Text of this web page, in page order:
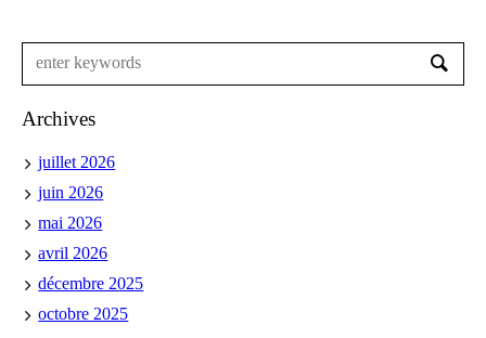
Archives
juillet 2026
juin 2026
mai 2026
avril 2026
décembre 2025
octobre 2025